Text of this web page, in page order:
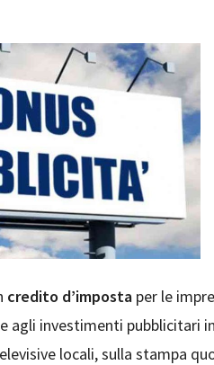
credito d’imposta per le
agli investimenti pubblicitari
locali, sulla stampa